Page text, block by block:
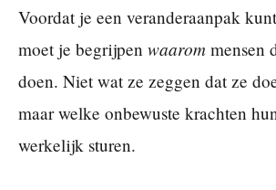
Voordat je een veranderaanpak
moet je begrijpen waarom mensen
doen. Niet wat ze zeggen dat ze
maar welke onbewuste krachten
werkelijk sturen.